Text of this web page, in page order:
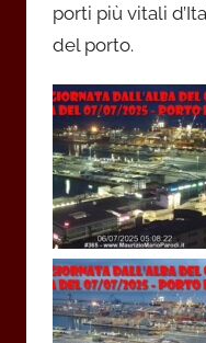
porti più vitali
del porto.